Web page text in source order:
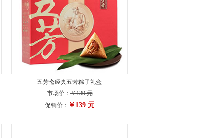
五芳斋经典五芳粽子礼盒
市场价：￥139 元
促销价： ￥139 元